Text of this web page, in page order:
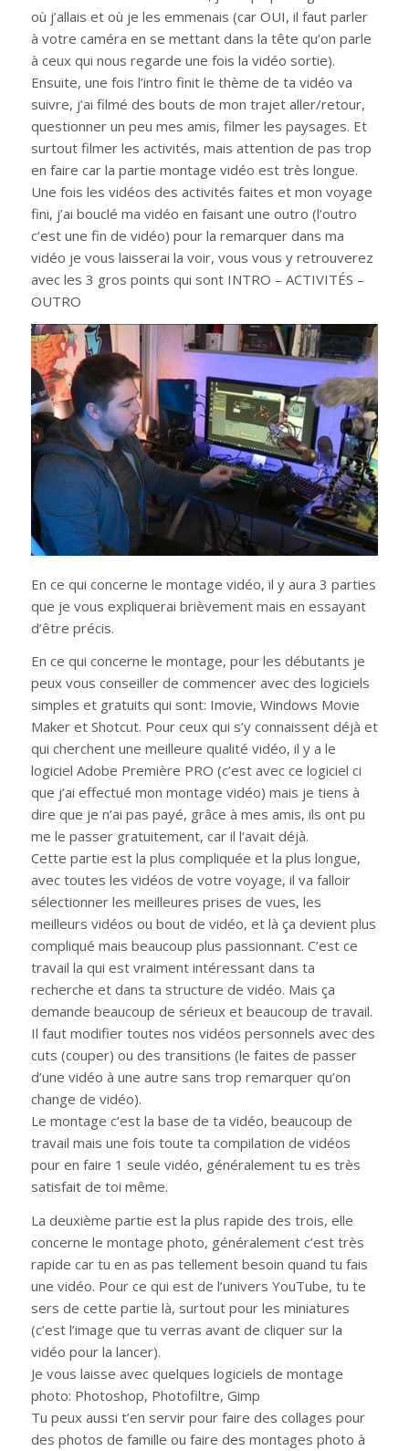
où j’allais et où je les emmenais (car OUI, il faut parler
à votre caméra en se mettant dans la tête qu’on parle
à ceux qui nous regarde une fois la vidéo sortie).
Ensuite, une fois l’intro finit le thème de ta vidéo va
suivre, j’ai filmé des bouts de mon trajet aller/retour,
questionner un peu mes amis, filmer les paysages. Et
surtout filmer les activités, mais attention de pas trop
en faire car la partie montage vidéo est très longue.
Une fois les vidéos des activités faites et mon voyage
fini, j’ai bouclé ma vidéo en faisant une outro (l’outro
c’est une fin de vidéo) pour la remarquer dans ma
vidéo je vous laisserai la voir, vous vous y retrouverez
avec les 3 gros points qui sont INTRO – ACTIVITÉS –
OUTRO
En ce qui concerne le montage vidéo, il y aura 3 parties
que je vous expliquerai brièvement mais en essayant
d’être précis.
En ce qui concerne le montage, pour les débutants je
peux vous conseiller de commencer avec des logiciels
simples et gratuits qui sont: Imovie, Windows Movie
Maker et Shotcut. Pour ceux qui s’y connaissent déjà et
qui cherchent une meilleure qualité vidéo, il y a le
logiciel Adobe Première PRO (c’est avec ce logiciel ci
que j’ai effectué mon montage vidéo) mais je tiens à
dire que je n’ai pas payé, grâce à mes amis, ils ont pu
me le passer gratuitement, car il l’avait déjà.
Cette partie est la plus compliquée et la plus longue,
avec toutes les vidéos de votre voyage, il va falloir
sélectionner les meilleures prises de vues, les
meilleurs vidéos ou bout de vidéo, et là ça devient plus
compliqué mais beaucoup plus passionnant. C’est ce
travail la qui est vraiment intéressant dans ta
recherche et dans ta structure de vidéo. Mais ça
demande beaucoup de sérieux et beaucoup de travail.
Il faut modifier toutes nos vidéos personnels avec des
cuts (couper) ou des transitions (le faites de passer
d’une vidéo à une autre sans trop remarquer qu’on
change de vidéo).
Le montage c’est la base de ta vidéo, beaucoup de
travail mais une fois toute ta compilation de vidéos
pour en faire 1 seule vidéo, généralement tu es très
satisfait de toi même.
La deuxième partie est la plus rapide des trois, elle
concerne le montage photo, généralement c’est très
rapide car tu en as pas tellement besoin quand tu fais
une vidéo. Pour ce qui est de l’univers YouTube, tu te
sers de cette partie là, surtout pour les miniatures
(c’est l’image que tu verras avant de cliquer sur la
vidéo pour la lancer).
Je vous laisse avec quelques logiciels de montage
photo: Photoshop, Photofiltre, Gimp
Tu peux aussi t’en servir pour faire des collages pour
des photos de famille ou faire des montages photo à